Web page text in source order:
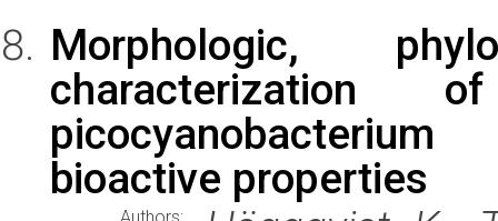
Morphologic,
bioactive properties